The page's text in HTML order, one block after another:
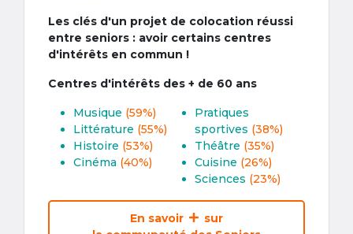
Les clés d'un projet de colocation réussi
entre seniors : avoir certains centres
d'intérêts en commun !
Centres d'intérêts des + de 60 ans
Musique (59%)
Littérature (55%)
Histoire (53%)
Cinéma (40%)
Pratiques
sportives (38%)
Théâtre (35%)
Cuisine (26%)
Sciences (23%)
En savoir
sur